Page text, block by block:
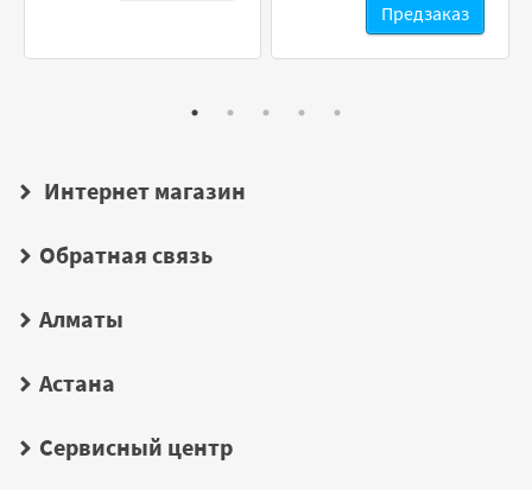
Предзаказ
Интернет магазин
Обратная связь
Алматы
Астана
Сервисный центр